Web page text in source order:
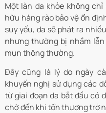
Một làn da khỏe không
hữu hàng rào bảo vệ ổn
suy yếu, da sẽ phát ra
nhưng thường bị nhầm
mụn thông thường.
Đây cũng là lý do ngày
khuyến nghị sử dụng các
từ giai đoạn da bắt đầu có
chờ đến khi tổn thương trở